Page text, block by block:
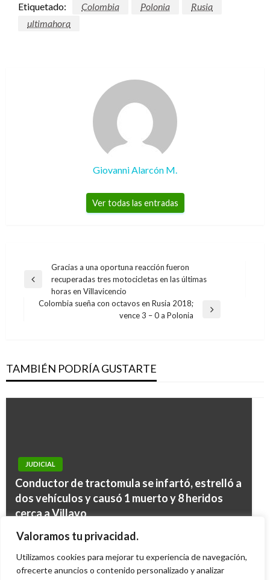
Valoramos tu privacidad.
Utilizamos cookies para mejorar tu experiencia de navegación,
ofrecerte anuncios o contenido personalizado y analizar
Etiquetado: Colombia Polonia
Rusia
ultimahora
Giovanni Alarcón M.
Ver todas las entradas
Navegación
de
entradas
Entrada
anterior
Gracias a una oportuna reacción fueron
recuperadas tres motocicletas en las últimas
horas en Villavicencio
Colombia sueña con octavos en Rusia 2018;
vence 3 – 0 a Polonia
TAMBIÉN PODRÍA GUSTARTE
JUDICIAL
Conductor de tractomula se infartó, estrelló a
dos vehículos y causó 1 muerto y 8 heridos
cerca a Villavo
Ariel Cabrera lunes octubre 7, 2013
El Covid-19 no se propaga por contacto con
los alimentos ni con sus envases, dice la FDA
JUDICIAL
Senado aprobó acusación contra magistrado
procesarlo
Ariel Cabrera viernes diciembre 14, 2018
NOTICIA EXTRAORDINARIA
Decomisan bienes por más de $4 mil millones a
Ariel Cabrera martes octubre 29, 2019